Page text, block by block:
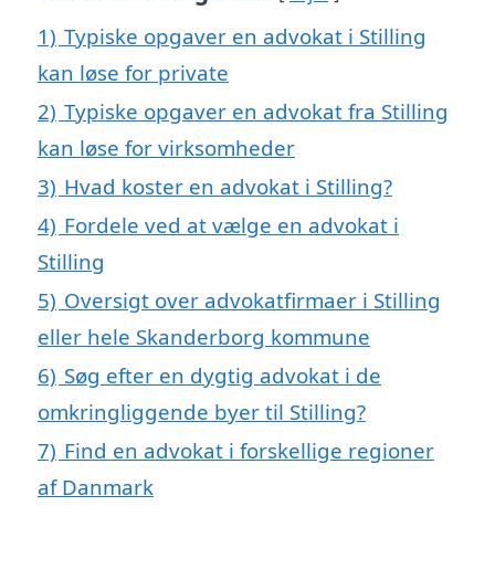
1) Typiske opgaver en advokat i Stilling
kan løse for private
2) Typiske opgaver en advokat fra Stilling
kan løse for virksomheder
3) Hvad koster en advokat i Stilling?
4) Fordele ved at vælge en advokat i
Stilling
5) Oversigt over advokatfirmaer i Stilling
eller hele Skanderborg kommune
6) Søg efter en dygtig advokat i de
omkringliggende byer til Stilling?
7) Find en advokat i forskellige regioner
af Danmark